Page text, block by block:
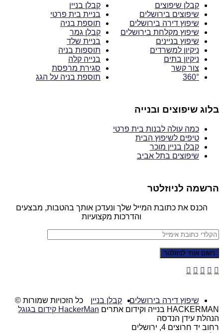
קבלן שיפוצים
שיפוצים בירושלים
שיפוץ דירה בירושלים
שיפוץ מקלחת בירושלים
שיפוץ בניינים
ניקיון למשרדים
ניקיון בתים
צור קשר
360°
קבלן בניין
בניית בית פרטי
תוספת בניה
קבלן גמר
בניית שלד
תוספות בניה
בנייה קלה
סגירת מרפסת
תוספת בניה על הגג
בלוג שיפוצים ובנייה
כמה עולה לבנות בית פרטי
טיפים לשיפוץ הבית
קבלן בניין מוכר
שיפוצים בתל אביב
הרשמה לניוזלטר
הכנס את כתובת המייל שלך ונעדכן אותך בהטבות, מבצעים
והדרכות מקצועיות
שיפוץ דירה בירושלים קבלן בניין
כל הזכויות שמורות ©
HACKERMAN בנייה וקידום אתרים
HackerMan קידום בגוגל
הנהלת עידן הנדסה
רחוב יד חרוצים 4, ירושלים